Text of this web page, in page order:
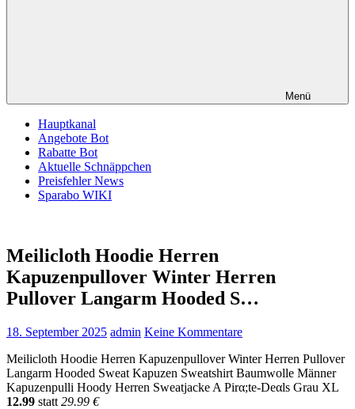
Menü
Hauptkanal
Angebote Bot
Rabatte Bot
Aktuelle Schnäppchen
Preisfehler News
Sparabo WIKI
Meilicloth Hoodie Herren
Kapuzenpullover Winter Herren
Pullover Langarm Hooded S…
18. September 2025 admin Keine Kommentare
Meilicloth Hoodie Herren Kapuzenpullover Winter Herren Pullover
Langarm Hooded Sweat Kapuzen Sweatshirt Baumwolle Männer
Kapuzenpulli Hoody Herren Sweatjacke A Pirα;tе-Dеαls Grau XL
12.99 statt 29.99 €